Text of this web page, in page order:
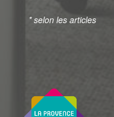
* selon les articles